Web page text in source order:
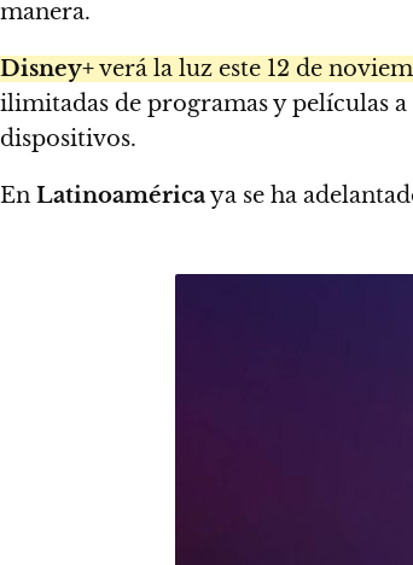
manera.
Disney+verá la luz este 12 de
ilimitadas de programas y películas
dispositivos.
En Latinoaméricaya se ha